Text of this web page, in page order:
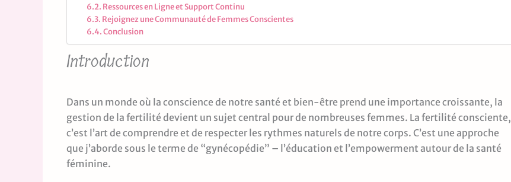
Ressources en Ligne et Support Continu
Rejoignez une Communauté de Femmes Conscientes
Conclusion
Introduction
Dans un monde où la conscience de notre santé et bien-être prend une importance croissante, la
gestion de la fertilité devient un sujet central pour de nombreuses femmes. La fertilité consciente,
c’est l’art de comprendre et de respecter les rythmes naturels de notre corps. C’est une approche
que j’aborde sous le terme de “gynécopédie” – l’éducation et l’empowerment autour de la santé
féminine.